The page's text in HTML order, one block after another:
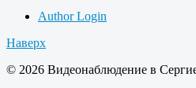
Author Login
Наверх
© 2026 Видеонаблюдение в